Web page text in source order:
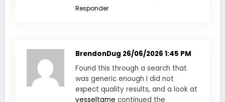
Responder
BrendonDug 26/06/2026 1:45 PM
Found this through a search that
was generic enough I did not
expect quality results, and a look at
vesseltame continued the